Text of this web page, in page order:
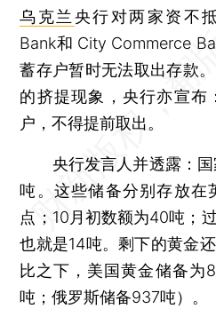
乌克兰央行对两家资不
Bank和 City Commerce
蓄存户暂时无法取出存款
的挤提现象，央行亦宣布
户，不得提前取出。
央行发言人并透露：国
吨。这些储备分别存放在
点；10月初数额为40吨；
也就是14吨。剩下的黄金
比之下，美国黄金储备为
吨；俄罗斯储备937吨）。